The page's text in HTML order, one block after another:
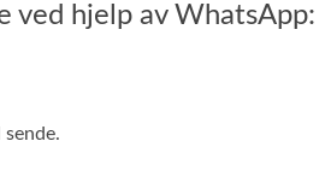
ved hjelp av WhatsApp: